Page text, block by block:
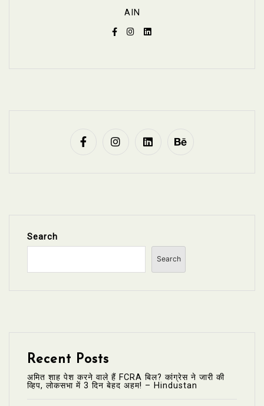
AIN
Search
Search
Recent Posts
अमित शाह पेश करने वाले हैं FCRA बिल? कांग्रेस ने जारी की
व्हिप, लोकसभा में 3 दिन बेहद अहम! – Hindustan